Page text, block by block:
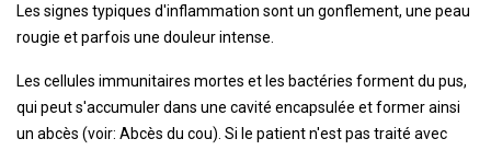
Les signes typiques d'inflammation sont un gonflement, une peau
rougie et parfois une douleur intense.
Les cellules immunitaires mortes et les bactéries forment du pus,
qui peut s'accumuler dans une cavité encapsulée et former ainsi
un abcès (voir: Abcès du cou). Si le patient n'est pas traité avec